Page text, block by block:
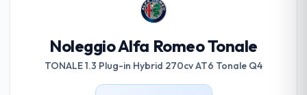
Noleggio Alfa Romeo Tonale
TONALE 1.3 Plug-in Hybrid 270cv AT6 Tonale Q4